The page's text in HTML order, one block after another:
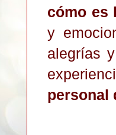
cómo es
y
alegrías
personal